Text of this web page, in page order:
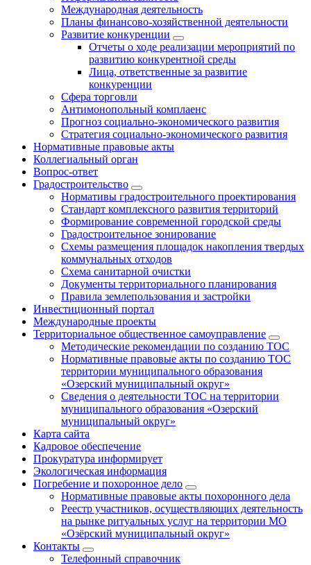
Международная деятельность
Планы финансово-хозяйственной деятельности
Развитие конкуренции
Отчеты о ходе реализации мероприятий по
развитию конкурентной среды
Лица, ответственные за развитие
конкуренции
Сфера торговли
Антимонопольный комплаенс
Прогноз социально-экономического развития
Стратегия социально-экономического развития
Нормативные правовые акты
Коллегиальный орган
Вопрос-ответ
Градостроительство
Нормативы градостроительного проектирования
Стандарт комплексного развития территорий
Формирование современной городской среды
Градостроительное зонирование
Схемы размещения площадок накопления твердых
коммунальных отходов
Схема санитарной очистки
Документы территориального планирования
Правила землепользования и застройки
Инвестиционный портал
Международные проекты
Территориальное общественное самоуправление
Методические рекомендации по созданию ТОС
Нормативные правовые акты по созданию ТОС
территории муниципального образования
«Озерский муниципальный округ»
Сведения о деятельности ТОС на территории
муниципального образования «Озерский
муниципальный округ»
Карта сайта
Кадровое обеспечение
Прокуратура информирует
Экологическая информация
Погребение и похоронное дело
Нормативные правовые акты похоронного дела
Реестр участников, осуществляющих деятельность
на рынке ритуальных услуг на территории МО
«Озёрский муниципальный округ»
Контакты
Телефонный справочник